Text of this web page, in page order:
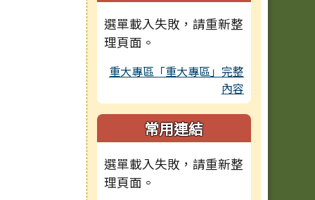
選單載入失敗，請重新整
理頁面。
重大專區「重大專區」完整
內容
常用連結
選單載入失敗，請重新整
理頁面。